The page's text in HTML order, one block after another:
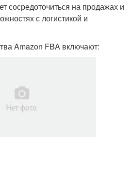
сосредоточиться на продажах и
с логистикой и
Amazon FBA включают: